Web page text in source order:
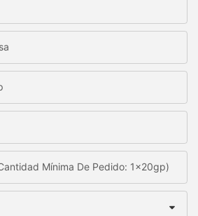
Mínima De Pedido: 1x20gp)